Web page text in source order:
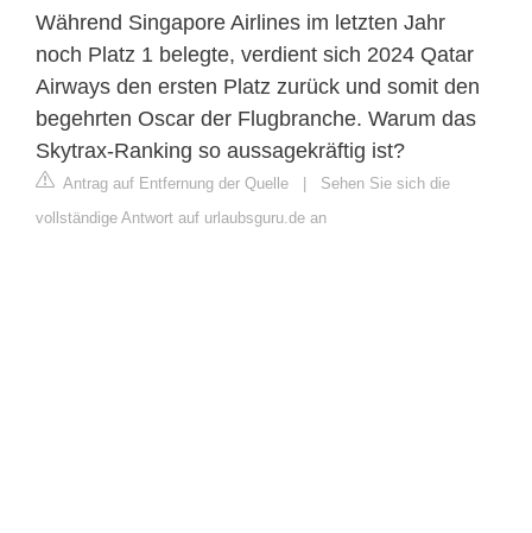
Während Singapore Airlines im letzten Jahr
noch Platz 1 belegte, verdient sich 2024 Qatar
Airways den ersten Platz zurück und somit den
begehrten Oscar der Flugbranche. Warum das
Skytrax-Ranking so aussagekräftig ist?
Antrag auf Entfernung der Quelle | Sehen Sie sich die
vollständige Antwort auf urlaubsguru.de an